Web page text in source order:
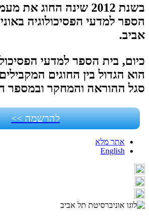
בשנת 2012 שינה החוג
הספר למדעי הפסיכולוגיה
אביב.
כיום, בית הספר למדעי
הוא הגדול בין החוגים
סגל ההוראה והמחקר ובמספר
להרשמה >>
אתר מלא
English